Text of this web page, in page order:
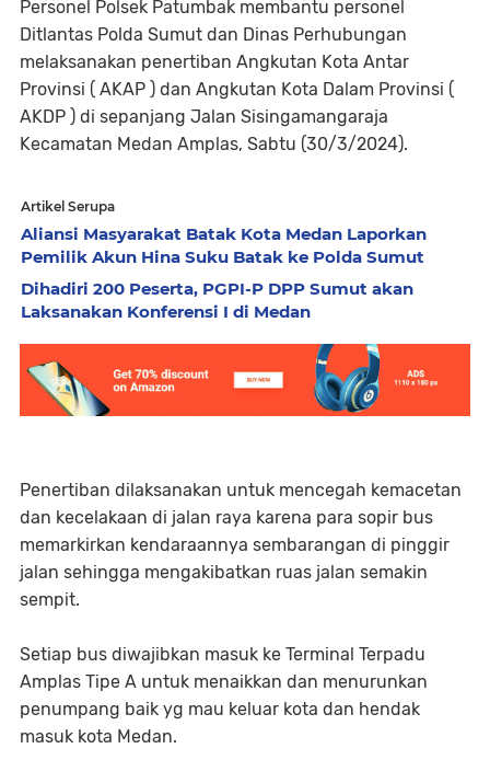
Personel Polsek Patumbak membantu personel
Ditlantas Polda Sumut dan Dinas Perhubungan
melaksanakan penertiban Angkutan Kota Antar
Provinsi ( AKAP ) dan Angkutan Kota Dalam Provinsi (
AKDP ) di sepanjang Jalan Sisingamangaraja
Kecamatan Medan Amplas, Sabtu (30/3/2024).
Artikel Serupa
Aliansi Masyarakat Batak Kota Medan Laporkan
Pemilik Akun Hina Suku Batak ke Polda Sumut
Dihadiri 200 Peserta, PGPI-P DPP Sumut akan
Laksanakan Konferensi I di Medan
Penertiban dilaksanakan untuk mencegah kemacetan
dan kecelakaan di jalan raya karena para sopir bus
memarkirkan kendaraannya sembarangan di pinggir
jalan sehingga mengakibatkan ruas jalan semakin
sempit.
Setiap bus diwajibkan masuk ke Terminal Terpadu
Amplas Tipe A untuk menaikkan dan menurunkan
penumpang baik yg mau keluar kota dan hendak
masuk kota Medan.